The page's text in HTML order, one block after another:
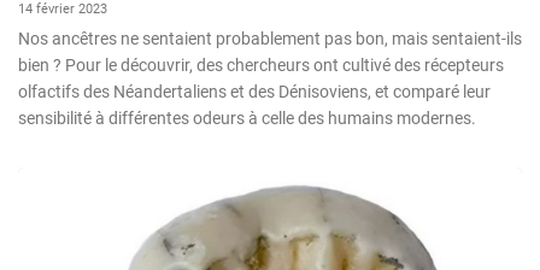
14 février 2023
Nos ancêtres ne sentaient probablement pas bon, mais sentaient-ils
bien ? Pour le découvrir, des chercheurs ont cultivé des récepteurs
olfactifs des Néandertaliens et des Dénisoviens, et comparé leur
sensibilité à différentes odeurs à celle des humains modernes.